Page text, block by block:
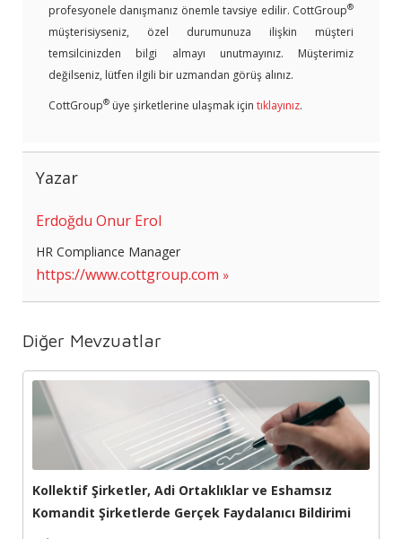
profesyonele danışmanız önemle tavsiye edilir. CottGroup®
müşterisiyseniz, özel durumunuza ilişkin müşteri
temsilcinizden bilgi almayı unutmayınız. Müşterimiz
değilseniz, lütfen ilgili bir uzmandan görüş alınız.
CottGroup® üye şirketlerine ulaşmak için tıklayınız.
Yazar
Erdoğdu Onur Erol
HR Compliance Manager
https://www.cottgroup.com
Diğer Mevzuatlar
Kollektif Şirketler, Adi Ortaklıklar ve Eshamsız
Komandit Şirketlerde Gerçek Faydalanıcı Bildirimi